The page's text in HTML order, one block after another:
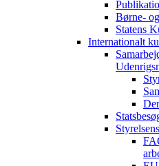
Børne-
Statens
Internationalt